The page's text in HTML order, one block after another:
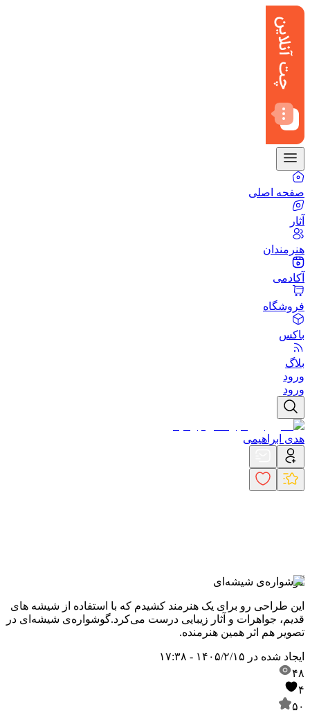
صفحه اصلی
آثار
هنرمندان
آکادمی
فروشگاه
باکس
بلاگ
ورود
ورود
هدی ابراهیمی
گوشواره‌ی شیشه‌ای
این طراحی رو برای یک هنرمند کشیدم که با استفاده از شیشه های
قدیم، جواهرات و آثار زیبایی درست می‌کرد.گوشواره‌ی شیشه‌ای در
تصویر هم اثر همین هنرمنده.
ایجاد شده در ۱۴۰۵/۲/۱۵ - ۱۷:۳۸
۴۸
۴
۵۰